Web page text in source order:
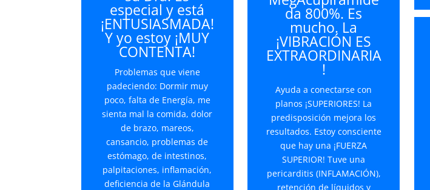
volumen.
especial y está
¡ENTUSIASMADA!
Y yo estoy ¡MUY
CONTENTA!
Problemas que viene
padeciendo: Dormir muy
poco, falta de Energía, me
sienta mal la comida, dolor
de brazo, mareos,
cansancio, problemas de
estómago, de intestinos,
palpitaciones, inflamación,
deficiencia de la Glándula
da 800%. Es
mucho. La
¡VIBRACIÓN ES
EXTRAORDINARIA
!
Ayuda a conectarse con
planos ¡SUPERIORES! La
predisposición mejora los
resultados. Estoy consciente
que hay una ¡FUERZA
SUPERIOR! Tuve una
pericarditis (INFLAMACIÓN),
retención de líquidos y